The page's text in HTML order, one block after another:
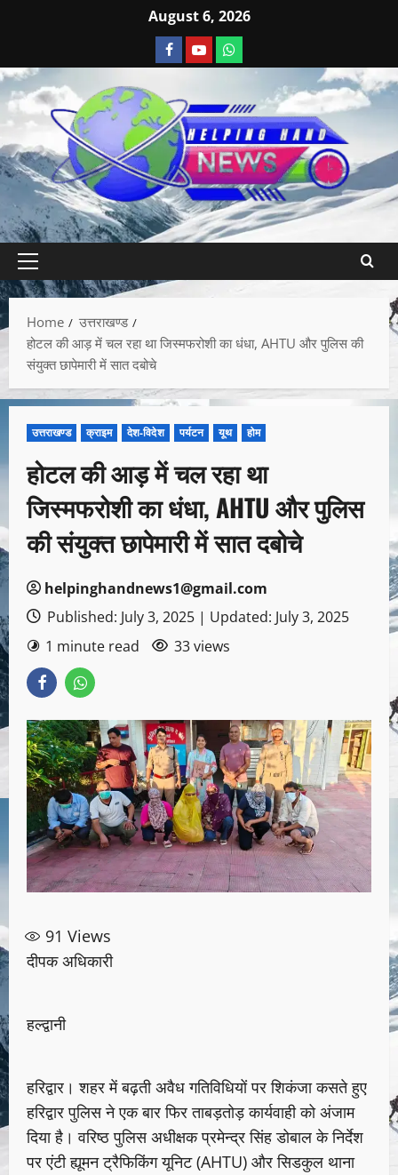
August 6, 2026
Home
उत्तराखण्ड
होटल की आड़ में चल रहा था जिस्मफरोशी का धंधा, AHTU और पुलिस की
संयुक्त छापेमारी में सात दबोचे
उत्तराखण्ड क्राइम देश-विदेश पर्यटन यूथ होम
होटल की आड़ में चल रहा था
जिस्मफरोशी का धंधा, AHTU और पुलिस
की संयुक्त छापेमारी में सात दबोचे
helpinghandnews1@gmail.com
Published: July 3, 2025 | Updated: July 3, 2025
1 minute read
33 views
91 Views
दीपक अधिकारी
हल्द्वानी
हरिद्वार। शहर में बढ़ती अवैध गतिविधियों पर शिकंजा कसते हुए
हरिद्वार पुलिस ने एक बार फिर ताबड़तोड़ कार्यवाही को अंजाम
दिया है। वरिष्ठ पुलिस अधीक्षक प्रमेन्द्र सिंह डोबाल के निर्देश
पर एंटी ह्यूमन ट्रैफिकिंग यूनिट (AHTU) और सिडकुल थाना